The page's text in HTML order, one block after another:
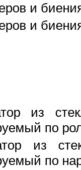
и
и
из
по
из
по